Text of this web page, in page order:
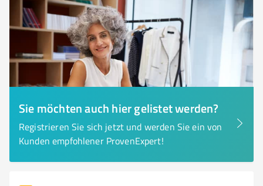
Sie möchten auch hier gelistet werden?
Registrieren Sie sich jetzt und werden Sie ein von
Kunden empfohlener ProvenExpert!